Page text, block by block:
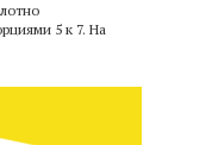
5 к 7. На